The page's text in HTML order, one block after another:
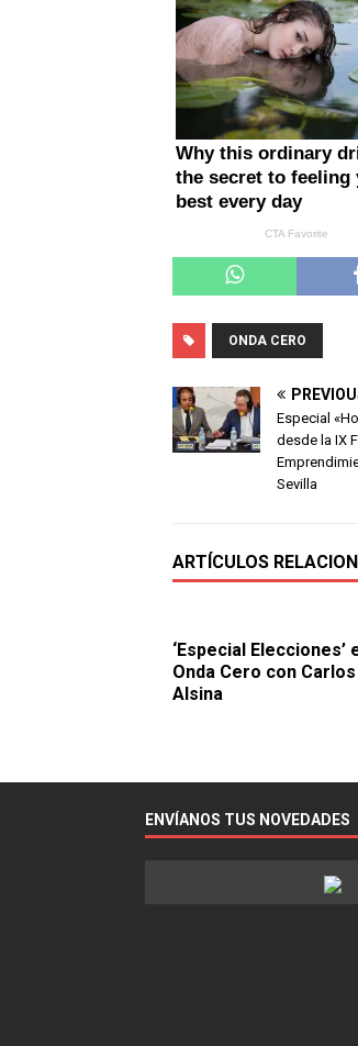
ONDA CERO
Especial
desde la IX
Sevilla
ARTÍCULOS
‘Especial Elecciones’
Onda Cero con Carlos
Alsina
ENVÍANOS TUS NOVEDADES